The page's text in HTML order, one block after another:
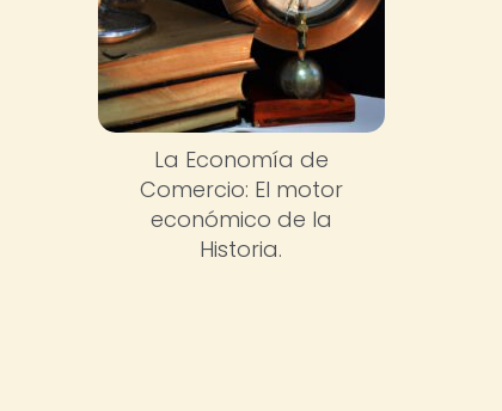
La Economía de
Comercio: El motor
económico de la
Historia.